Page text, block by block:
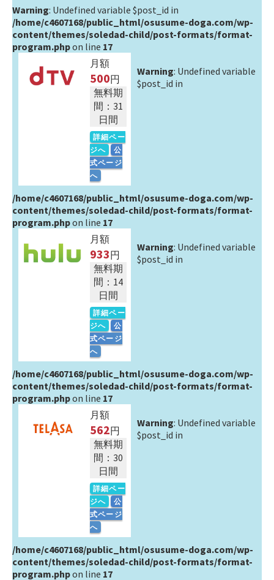
Warning: Undefined variable $post_id in
/home/c4607168/public_html/osusume-doga.com/wp-
content/themes/soledad-child/post-formats/format-
program.phpon line 17
月額
500円
無料期
間：31
日間
詳細ペー
ジへ
公
式ページ
へ
Warning: Undefined variable
$post_id in
/home/c4607168/public_html/osusume-doga.com/wp-
content/themes/soledad-child/post-formats/format-
program.phpon line 17
月額
933円
無料期
間：14
日間
詳細ペー
ジへ
公
式ページ
へ
Warning: Undefined variable
$post_id in
/home/c4607168/public_html/osusume-doga.com/wp-
content/themes/soledad-child/post-formats/format-
program.phpon line 17
月額
562円
無料期
間：30
日間
詳細ペー
ジへ
公
式ページ
へ
Warning: Undefined variable
$post_id in
/home/c4607168/public_html/osusume-doga.com/wp-
content/themes/soledad-child/post-formats/format-
program.phpon line 17